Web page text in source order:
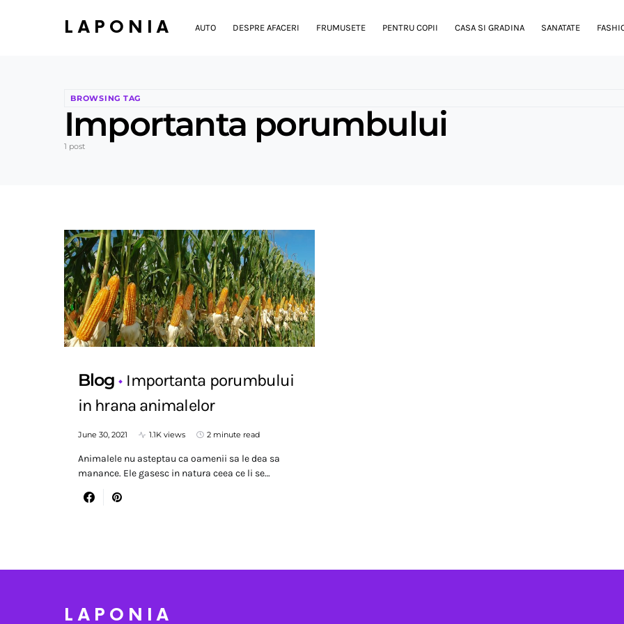
LAPONIA AUTO DESPRE AFACERI FRUMUSETE PENTRU COPII CASA SI GRADINA SANATATE
BROWSING TAG
Importanta porumbului
1 post
Blog
Importanta porumbului
in hrana animalelor
June 30, 2021 1.1K views 2 minute read
Animalele nu asteptau ca oamenii sa le dea sa
manance. Ele gasesc in natura ceea ce li se…
LAPONIA